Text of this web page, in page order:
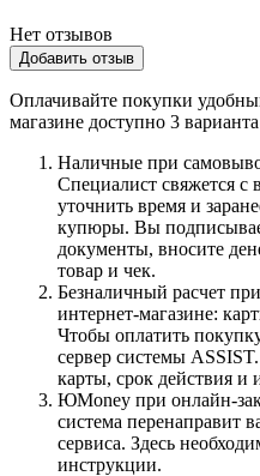
Нет отзывов
Добавить отзыв
Оплачивайте покупки
магазине доступно 3
Наличные при
Специалист свяжется с
уточнить время и
купюры. Вы
документы, вносите
товар и чек.
Безналичный расчет
интернет-магазине:
Чтобы оплатить
сервер системы
карты, срок действия и
ЮMoney при онлайн-
система перенаправит
сервиса. Здесь
инструкции.